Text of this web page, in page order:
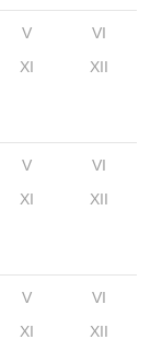
V
VI
XI XII
V
VI
XI XII
V
VI
XI XII